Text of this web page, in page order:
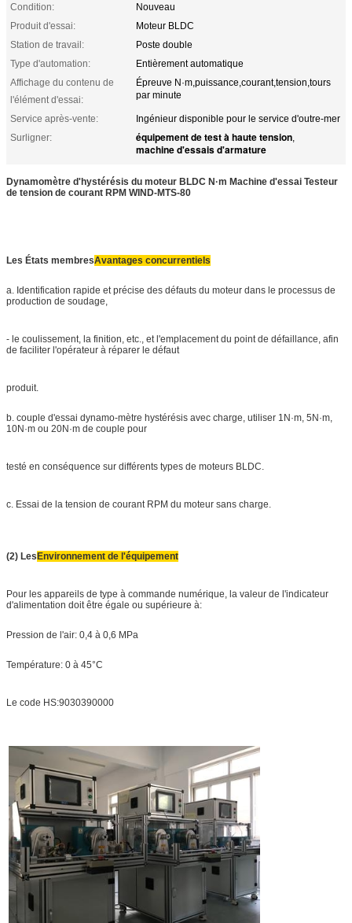
Condition:
Nouveau
Produit d'essai:
Moteur BLDC
Station de travail:
Poste double
Type d'automation:
Entièrement automatique
Affichage du contenu de
l'élément d'essai:
Épreuve N·m,puissance,courant,tension,tours
par minute
Service après-vente:
Ingénieur disponible pour le service d'outre-mer
Surligner:
équipement de test à haute tension,
machine d'essais d'armature
Dynamomètre d'hystérésis du moteur BLDC N·m Machine d'essai Testeur
de tension de courant RPM WIND-MTS-80
Les États membresAvantages concurrentiels
a. Identification rapide et précise des défauts du moteur dans le processus de
production de soudage,
- le coulissement, la finition, etc., et l'emplacement du point de défaillance, afin
de faciliter l'opérateur à réparer le défaut
produit.
b. couple d'essai dynamo-mètre hystérésis avec charge, utiliser 1N·m, 5N·m,
10N·m ou 20N·m de couple pour
testé en conséquence sur différents types de moteurs BLDC.
c. Essai de la tension de courant RPM du moteur sans charge.
(2) LesEnvironnement de l'équipement
Pour les appareils de type à commande numérique, la valeur de l'indicateur
d'alimentation doit être égale ou supérieure à:
Pression de l'air: 0,4 à 0,6 MPa
Température: 0 à 45°C
Le code HS:9030390000